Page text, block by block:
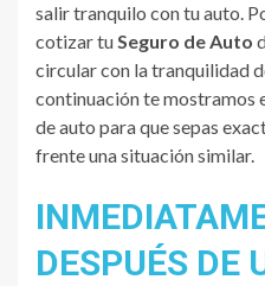
salir tranquilo con tu auto.
cotizar tuSeguro de Auto
circular con la tranquilidad
continuación te mostramos
de auto para que sepas
frente una situación similar.
DESPUÉS DE